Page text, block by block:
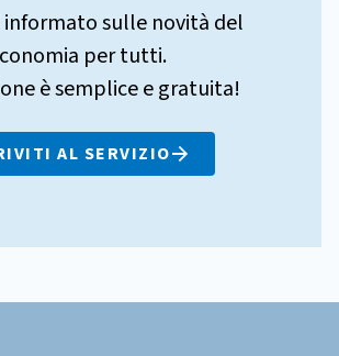
informato sulle novità del
per tutti.
è semplice e gratuita!
AL SERVIZIO